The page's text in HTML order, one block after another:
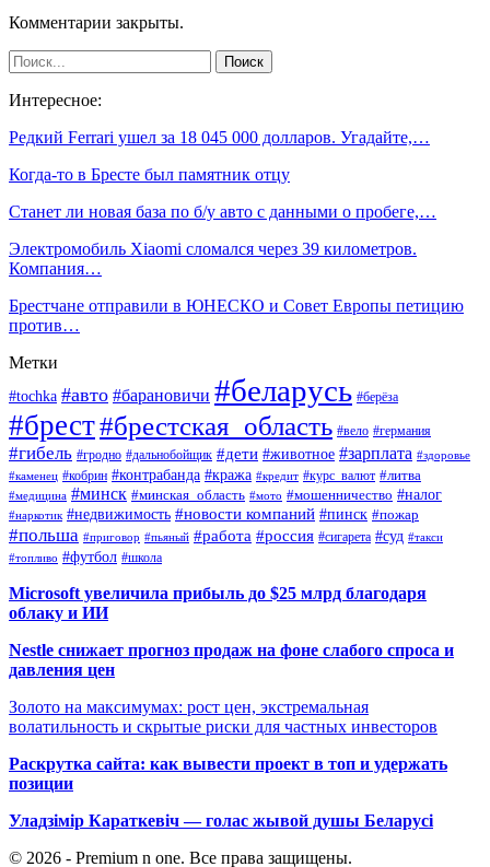
Комментарии закрыты.
Интересное:
Редкий Ferrari ушел за 18 045 000 долларов. Угадайте,…
Когда-то в Бресте был памятник отцу
Станет ли новая база по б/у авто с данными о пробеге,…
Электромобиль Xiaomi сломался через 39 километров.
Компания…
Брестчане отправили в ЮНЕСКО и Совет Европы петицию
против…
Метки
#tochka #авто #барановичи #беларусь #берёза
#брест#брестская_область #вело #германия
#гибель #гродно #дальнобойщик #дети #животное #зарплата #здоровье
#каменец #кобрин #контрабанда #кража #кредит #курс_валют #литва
#медицина #минск #минская_область #мото #мошенничество #налог
#наркотик #недвижимость #новости компаний #пинск #пожар
#польша #приговор #пьяный #работа #россия #сигарета #суд #такси
#топливо #футбол #школа
Microsoft увеличила прибыль до $25 млрд благодаря
облаку и ИИ
Nestle снижает прогноз продаж на фоне слабого спроса и
давления цен
Золото на максимумах: рост цен, экстремальная
волатильность и скрытые риски для частных инвесторов
Раскрутка сайта: как вывести проект в топ и удержать
позиции
Уладзімір Караткевіч — голас жывой душы Беларусі
© 2026 - Premium n one. Все права защищены.